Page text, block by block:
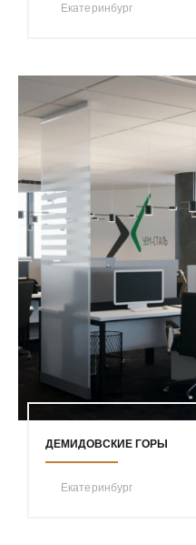
Екатеринбург
ДЕМИДОВСКИЕ ГОРЫ
Екатеринбург